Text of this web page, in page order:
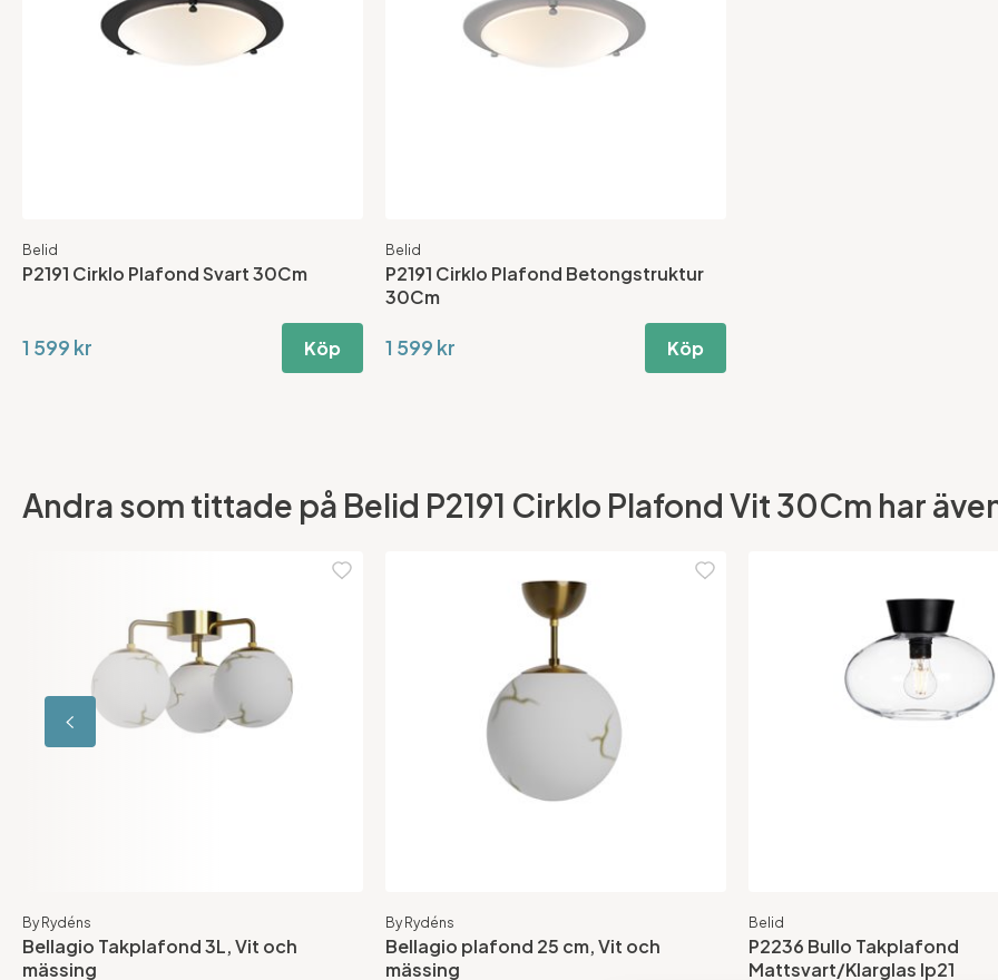
Belid
P2191 Cirklo Plafond Svart 30Cm
1 599 kr Köp
Belid
P2191 Cirklo Plafond Betongstruktur
30Cm
1 599 kr Köp
Andra som tittade på Belid P2191 Cirklo Plafond Vit 30Cm har
By Rydéns
Bellagio Takplafond 3L, Vit och
mässing
By Rydéns
Bellagio plafond 25 cm, Vit och
mässing
Belid
P2236 Bullo Takplafond
Mattsvart/Klarglas Ip21